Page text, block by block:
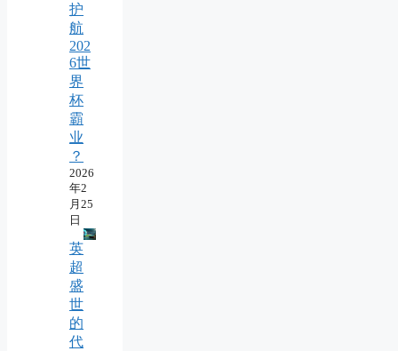
护
航
202
6世
界
杯
霸
业
？
2026
年2
月25
日
英
超
盛
世
的
代